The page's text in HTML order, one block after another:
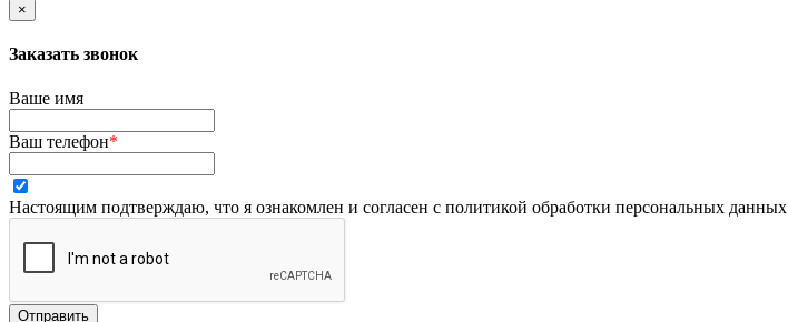
×
Заказать звонок
Ваше имя
Ваш телефон*
Настоящим подтверждаю, что я ознакомлен и согласен с политикой обработки персональных данных
Отправить